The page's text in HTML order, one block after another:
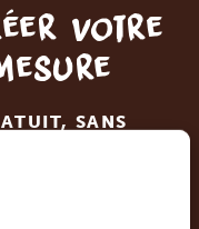
votre
SANS